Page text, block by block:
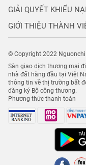
GIẢI QUYẾT KHIẾU NẠI
GIỚI THIỆU THÀNH
© Copyright 2022
Sàn giao dịch thương mại
nhà đất hàng đầu tại Việt
thông tin về thị trường bất
đăng ký Bộ công thương.
Phương thức thanh toán